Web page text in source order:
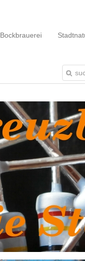
Bockbrauerei